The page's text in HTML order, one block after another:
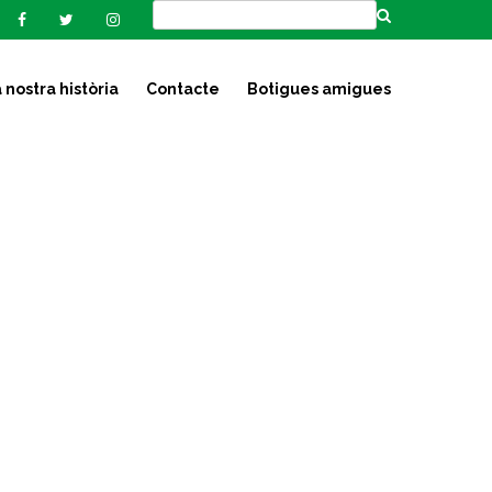
nostra història Contacte Botigues amigues